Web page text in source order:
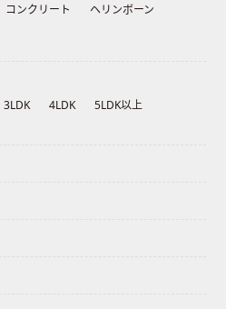
コンクリート
ヘリンボーン
3LDK 4LDK 5LDK以上